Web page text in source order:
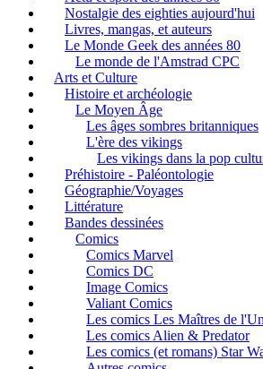
Nostalgie des eighties aujourd'hui
Livres, mangas, et auteurs
Le Monde Geek des années 80
Le monde de l'Amstrad CPC
Arts et Culture
Histoire et archéologie
Le Moyen Âge
Les âges sombres britanniques
L'ère des vikings
Les vikings dans la pop
Préhistoire - Paléontologie
Géographie/Voyages
Littérature
Bandes dessinées
Comics
Comics Marvel
Comics DC
Image Comics
Valiant Comics
Les comics Les Maîtres de
Les comics Alien & Predator
Les comics (et romans) Star